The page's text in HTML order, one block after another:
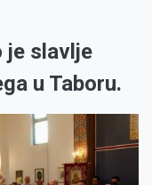
je slavlje
u Taboru.